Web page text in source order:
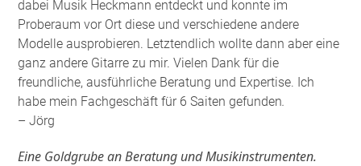
dabei Musik Heckmann entdeckt und konnte im
Proberaum vor Ort diese und verschiedene andere
Modelle ausprobieren. Letztendlich wollte dann aber eine
ganz andere Gitarre zu mir. Vielen Dank für die
freundliche, ausführliche Beratung und Expertise. Ich
habe mein Fachgeschäft für 6 Saiten gefunden.
– Jörg
Eine Goldgrube an Beratung und Musikinstrumenten.